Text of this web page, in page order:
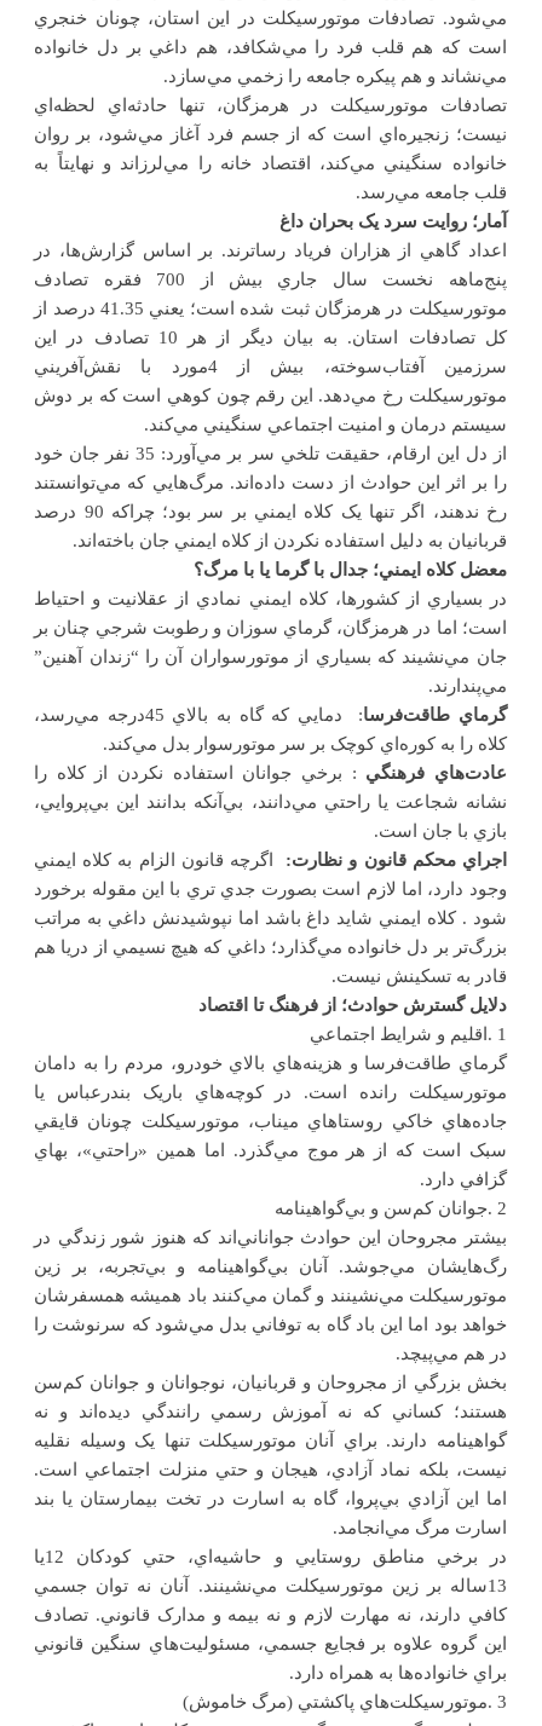
مي‌شود. تصادفات موتورسيکلت در اين استان، چونان خنجري
است که هم قلب فرد را مي‌شکافد، هم داغي بر دل خانواده
مي‌نشاند و هم پيکره جامعه را زخمي مي‌سازد.
تصادفات موتورسيکلت در هرمزگان، تنها حادثه‌اي لحظه‌اي
نيست؛ زنجيره‌اي است که از جسم فرد آغاز مي‌شود، بر روان
خانواده سنگيني مي‌کند، اقتصاد خانه را مي‌لرزاند و نهايتاً به
قلب جامعه مي‌رسد.
آمار؛ روايت سرد يک بحران داغ
اعداد گاهي از هزاران فرياد رساترند. بر اساس گزارش‌ها، در
پنج‌ماهه نخست سال جاري بيش از 700 فقره تصادف
موتورسيکلت در هرمزگان ثبت شده است؛ يعني 41.35 درصد از
کل تصادفات استان. به بيان ديگر از هر 10 تصادف در اين
سرزمين آفتاب‌سوخته، بيش از 4مورد با نقش‌آفريني
موتورسيکلت رخ مي‌دهد. اين رقم چون کوهي است که بر دوش
سيستم درمان و امنيت اجتماعي سنگيني مي‌کند.
از دل اين ارقام، حقيقت تلخي سر بر مي‌آورد: 35 نفر جان خود
را بر اثر اين حوادث از دست داده‌اند. مرگ‌هايي که مي‌توانستند
رخ ندهند، اگر تنها يک کلاه ايمني بر سر بود؛ چراکه 90 درصد
قربانيان به دليل استفاده نکردن از کلاه ايمني جان باخته‌اند.
معضل کلاه ايمني؛ جدال با گرما يا با مرگ؟
در بسياري از کشورها، کلاه ايمني نمادي از عقلانيت و احتياط
است؛ اما در هرمزگان، گرماي سوزان و رطوبت شرجي چنان بر
جان مي‌نشيند که بسياري از موتورسواران آن را “زندان آهنين”
مي‌پندارند.
گرماي طاقت‌فرسا
: دمايي که گاه به بالاي 45درجه مي‌رسد،
کلاه را به کوره‌اي کوچک بر سر موتورسوار بدل مي‌کند.
عادت‌هاي فرهنگي : برخي جوانان استفاده نکردن از کلاه را
نشانه شجاعت يا راحتي مي‌دانند، بي‌آنکه بدانند اين بي‌پروايي،
بازي با جان است.
اجراي محکم قانون و نظارت: اگرچه قانون الزام به کلاه ايمني
وجود دارد، اما لازم است بصورت جدي تري با اين مقوله برخورد
شود . کلاه ايمني شايد داغ باشد اما نپوشيدنش داغي به مراتب
بزرگ‌تر بر دل خانواده مي‌گذارد؛ داغي که هيچ نسيمي از دريا هم
قادر به تسکينش نيست.
دلايل گسترش حوادث؛ از فرهنگ تا اقتصاد
1
. اقليم و شرايط اجتماعي
گرماي طاقت‌فرسا و هزينه‌هاي بالاي خودرو، مردم را به دامان
موتورسيکلت رانده است. در کوچه‌هاي باريک بندرعباس يا
جاده‌هاي خاکي روستاهاي ميناب، موتورسيکلت چونان قايقي
سبک است که از هر موج مي‌گذرد. اما همين «راحتي»، بهاي
گزافي دارد.
2
.جوانان کم‌سن و بي‌گواهينامه
بيشتر مجروحان اين حوادث جواناني‌اند که هنوز شور زندگي در
رگ‌هايشان مي‌جوشد. آنان بي‌گواهينامه و بي‌تجربه، بر زين
موتورسيکلت مي‌نشينند و گمان مي‌کنند باد هميشه همسفرشان
خواهد بود اما اين باد گاه به توفاني بدل مي‌شود که سرنوشت را
در هم مي‌پيچد.
بخش بزرگي از مجروحان و قربانيان، نوجوانان و جوانان کم‌سن
هستند؛ کساني که نه آموزش رسمي رانندگي ديده‌اند و نه
گواهينامه دارند. براي آنان موتورسيکلت تنها يک وسيله نقليه
نيست، بلکه نماد آزادي، هيجان و حتي منزلت اجتماعي است.
اما اين آزادي بي‌پروا، گاه به اسارت در تخت بيمارستان يا بند
اسارت مرگ مي‌انجامد.
در برخي مناطق روستايي و حاشيه‌اي، حتي کودکان 12يا
13ساله بر زين موتورسيکلت مي‌نشينند. آنان نه توان جسمي
کافي دارند، نه مهارت لازم و نه بيمه و مدارک قانوني. تصادف
اين گروه علاوه بر فجايع جسمي، مسئوليت‌هاي سنگين قانوني
براي خانواده‌ها به همراه دارد.
3
.موتورسيکلت‌هاي پاکشتي (مرگ خاموش)